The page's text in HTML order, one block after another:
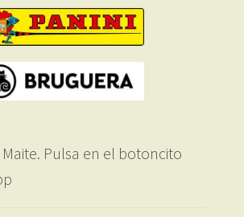
Maite. Pulsa en el botoncito